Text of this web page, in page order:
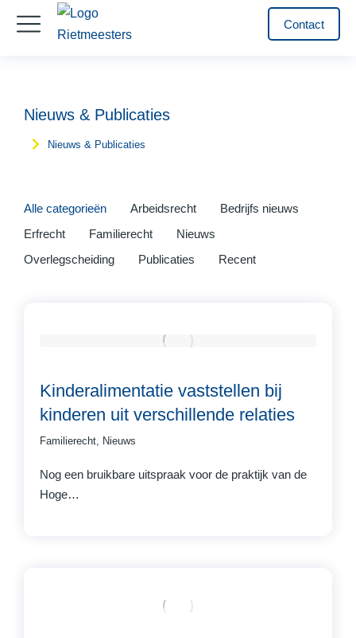
Contact
Nieuws & Publicaties
Je bent hier:
Nieuws & Publicaties
Alle categorieën Arbeidsrecht
Bedrijfs nieuws
Erfrecht
Familierecht
Nieuws
Overlegscheiding
Publicaties Recent
Kinderalimentatie vaststellen bij
kinderen uit verschillende relaties
Familierecht, Nieuws
Nog een bruikbare uitspraak voor de praktijk van de
Hoge…